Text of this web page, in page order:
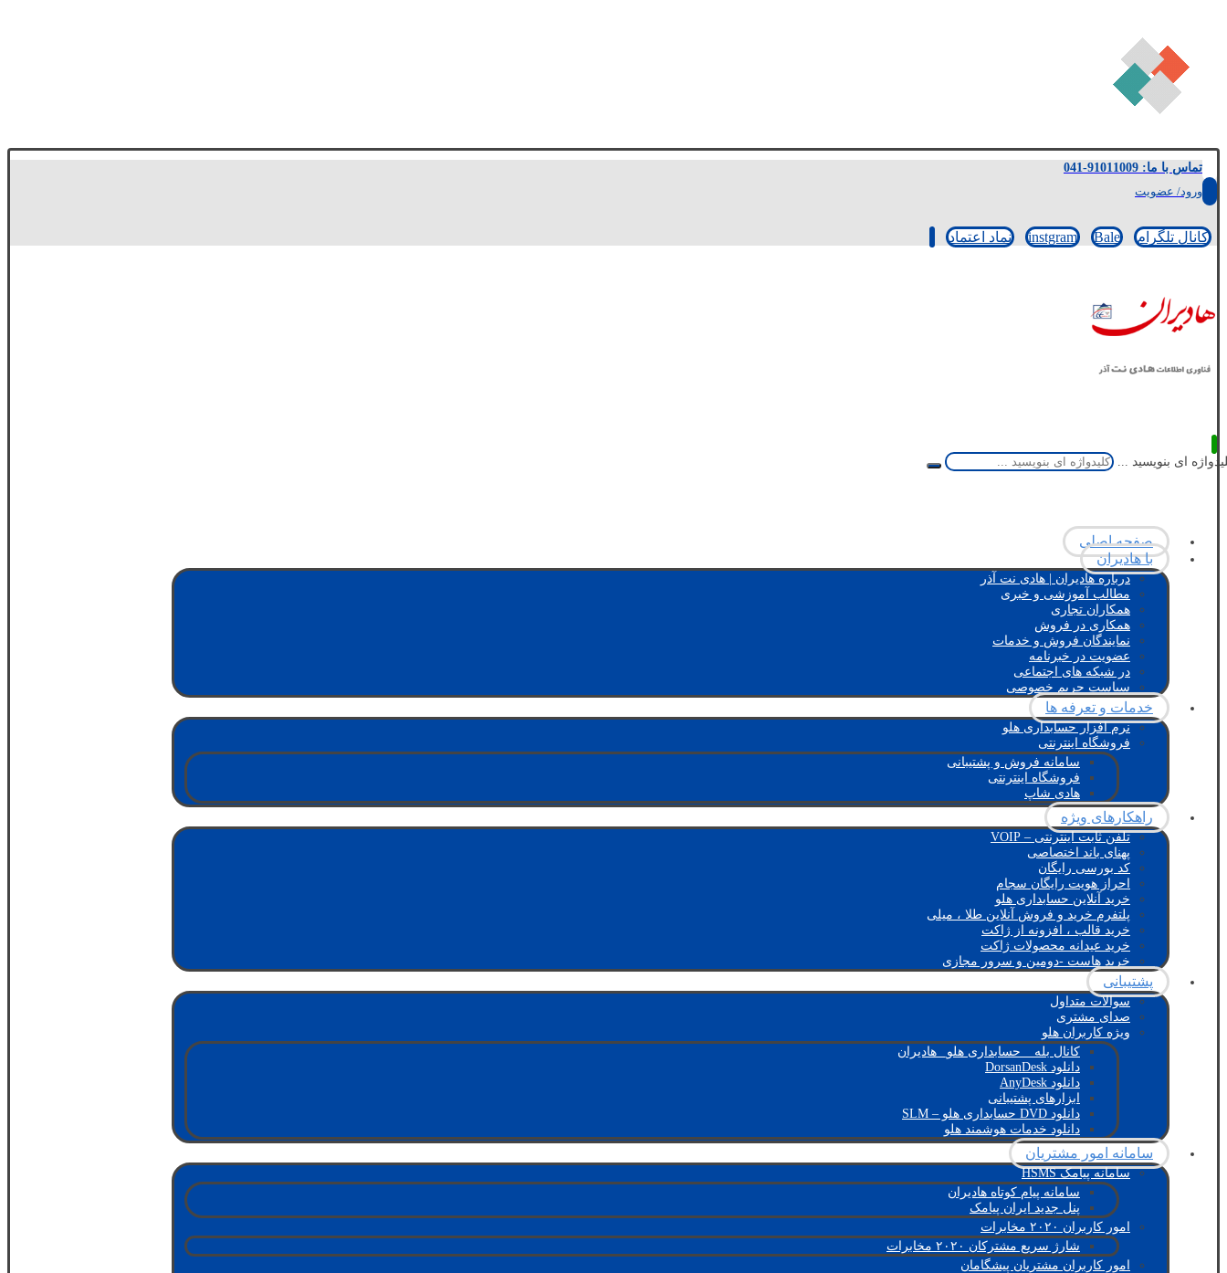
تماس با ما: 91011009-041
ورود/ عضویت
کانال تلگرام instgram Bale نماد اعتماد
ای بنویسید ...
صفحه اصلی
با هادیران
درباره هادیران | هادی نت آذر
مطالب آموزشی و خبری
همکاران تجاری
همکاری در فروش
نمایندگان فروش و خدمات
عضویت در خبرنامه
در شبکه های اجتماعی
سیاست حریم خصوصی
خدمات و تعرفه ها
نرم افزار حسابداری هلو
فروشگاه اینترنتی
سامانه فروش و پشتیبانی
فروشگاه اینترنتی
هادی شاپ
راهکارهای ویژه
تلفن ثابت اینترنتی – VOIP
پهنای باند اختصاصی
کد بورسی رایگان
احراز هویت رایگان سجام
خرید آنلاین حسابداری هلو
پلتفرم خرید و فروش آنلاین طلا ، میلی
خرید قالب ، افزونه از ژاکت
خرید عیدانه محصولات ژاکت
خرید هاست -دومین و سرور مجازی
پشتیبانی
سوالات متداول
صدای مشتری
ویژه کاربران هلو
کانال بله _ حسابداری هلو_ هادیران
دانلود DorsanDesk
دانلود AnyDesk
ابزارهای پشتیبانی
دانلود DVD حسابداری هلو – SLM
دانلود خدمات هوشمند هلو
سامانه امور مشتریان
سامانه پیامک HSMS
سامانه پیام کوتاه هادیران
پنل جدید ایران پیامک
امور کاربران ۲۰۲۰ مخابرات
شارژ سریع مشترکان ۲۰۲۰ مخابرات
امور کاربران مشتریان پیشگامان